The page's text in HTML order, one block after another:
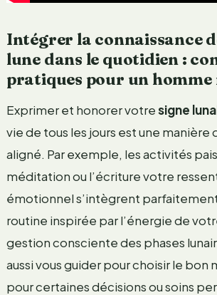
Intégrer la connaissance
lune dans le quotidien :
pratiques pour un homme
Exprimer et honorer votresigne
vie de tous les jours est une manière
aligné. Par exemple, les activités
méditation ou l’écriture votre
émotionnel s’intègrent
routine inspirée par l’énergie de
gestion consciente des phases
aussi vous guider pour choisir le bon
pour certaines décisions ou soins